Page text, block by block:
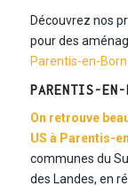
Découvrez nos
pour des
Parentis-en-Born
PARENTIS-EN-
On retrouve
US à Parentis-
communes du
des Landes, en